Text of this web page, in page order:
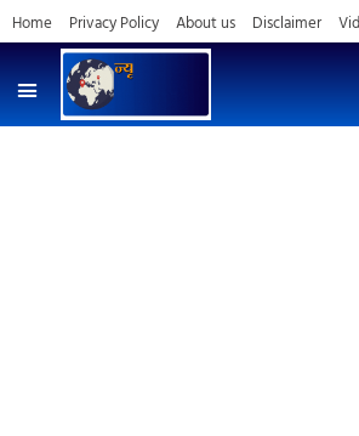
Home Privacy Policy About us Disclaimer